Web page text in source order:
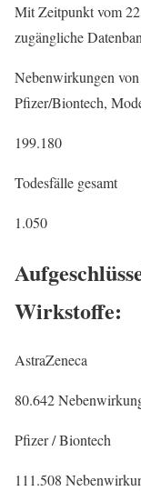
Mit Zeitpunkt vom
zugängliche
Nebenwirkungen
Pfizer/Biontech,
199.180
Todesfälle gesamt
1.050
Wirkstoffe:
AstraZeneca
80.642
Pfizer / Biontech
111.508